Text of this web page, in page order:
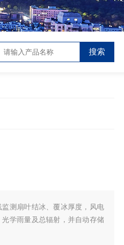
测扇叶结冰、覆冰厚度，风电
学雨量及总辐射，并自动存储